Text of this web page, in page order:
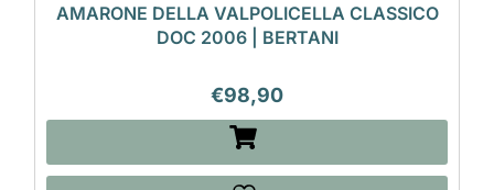
AMARONE DELLA VALPOLICELLA CLASSICO
DOC 2006 | BERTANI
€98,90